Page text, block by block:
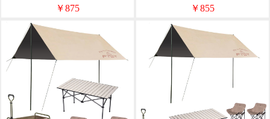
（天幕+折叠桌椅+卡式炉烤盘）
￥875
（天幕+桌椅五件套+露营车）
￥855